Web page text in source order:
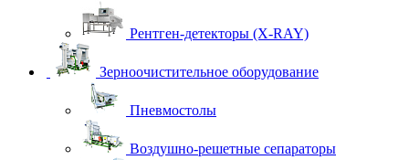
Рентген-детекторы (X-RAY)
Зерноочистительное оборудование
Пневмостолы
Воздушно-решетные сепараторы